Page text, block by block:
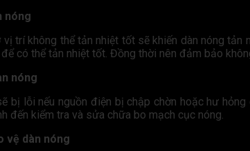
nóng
trí không thể tản nhiệt tốt sẽ khiến dàn nóng
có thể tản nhiệt tốt. Đồng thời nên đảm bảo
nóng
bị lỗi nếu nguồn điện bị chập chờn hoặc hư
đến kiểm tra và sửa chữa bo mạch cục nóng.
vệ dàn nóng